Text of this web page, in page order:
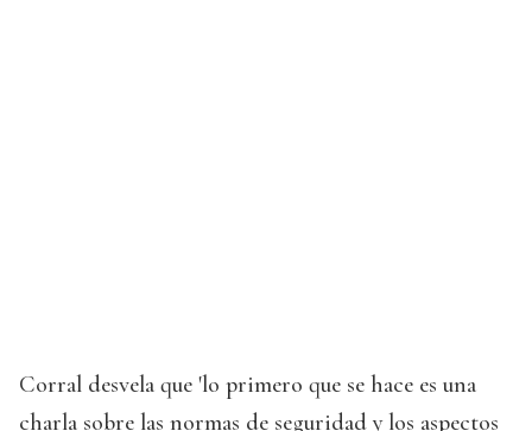
Corral desvela que 'lo primero que se hace es una
charla sobre las normas de seguridad y los aspectos